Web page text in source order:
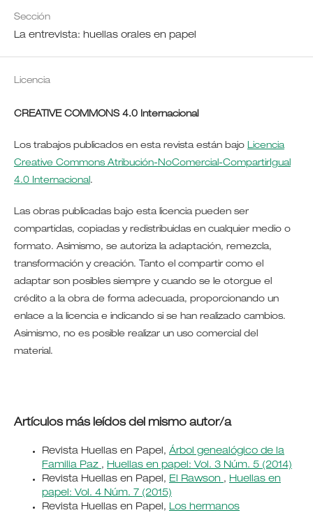
Sección
La entrevista: huellas orales en papel
Licencia
CREATIVE COMMONS 4.0 Internacional
Los trabajos publicados en esta revista están bajo Licencia
Creative Commons Atribución-NoComercial-CompartirIgual
4.0 Internacional.
Las obras publicadas bajo esta licencia pueden ser
compartidas, copiadas y redistribuidas en cualquier medio o
formato. Asimismo, se autoriza la adaptación, remezcla,
transformación y creación. Tanto el compartir como el
adaptar son posibles siempre y cuando se le otorgue el
crédito a la obra de forma adecuada, proporcionando un
enlace a la licencia e indicando si se han realizado cambios.
Asimismo, no es posible realizar un uso comercial del
material.
Artículos más leídos del mismo autor/a
Revista Huellas en Papel, Árbol genealógico de la
Familia Paz , Huellas en papel: Vol. 3 Núm. 5 (2014)
Revista Huellas en Papel, El Rawson , Huellas en
papel: Vol. 4 Núm. 7 (2015)
Revista Huellas en Papel, Los hermanos